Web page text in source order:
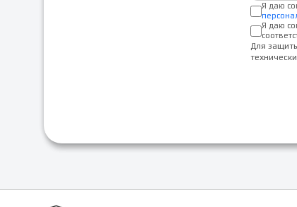
Я даю
Я даю
Для